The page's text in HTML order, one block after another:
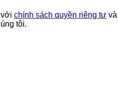
chính sách quyền riêng tư và
tôi.